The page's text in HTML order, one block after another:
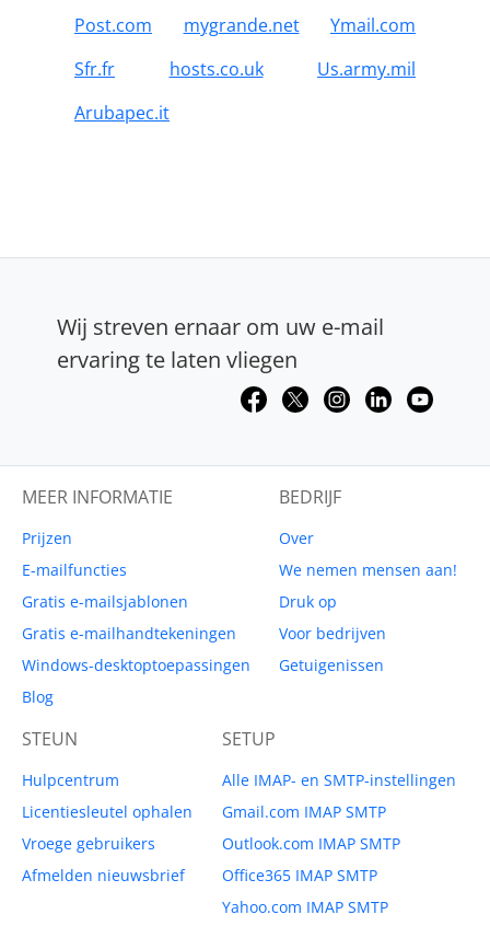
Post.com mygrande.net
Ymail.com
Sfr.fr
hosts.co.uk
Us.army.mil
Arubapec.it
Wij streven ernaar om uw e-mail
ervaring te laten vliegen
MEER INFORMATIE
Prijzen
E-mailfuncties
Gratis e-mailsjablonen
Gratis e-mailhandtekeningen
Windows-desktoptoepassingen
Blog
BEDRIJF
Over
We nemen mensen aan!
Druk op
Voor bedrijven
Getuigenissen
STEUN
Hulpcentrum
Licentiesleutel ophalen
Vroege gebruikers
Afmelden nieuwsbrief
SETUP
Alle IMAP- en SMTP-instellingen
Gmail.com IMAP SMTP
Outlook.com IMAP SMTP
Office365 IMAP SMTP
Yahoo.com IMAP SMTP